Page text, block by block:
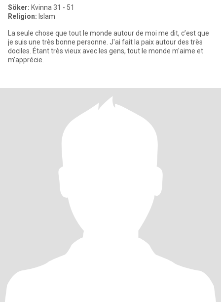
Söker: Kvinna 31 - 51
Religion: Islam
La seule chose que tout le monde autour de moi me dit, c’est que
je suis une très bonne personne. J'ai fait la paix autour des très
dociles. Étant très vieux avec les gens, tout le monde m'aime et
m'apprécie.